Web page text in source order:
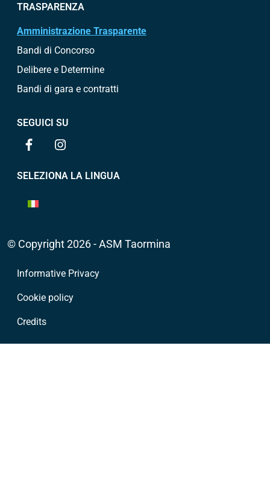
TRASPARENZA
Amministrazione Trasparente
Bandi di Concorso
Delibere e Determine
Bandi di gara e contratti
SEGUICI SU
SELEZIONA LA LINGUA
© Copyright 2026 - ASM Taormina
Informative Privacy
Cookie policy
Credits